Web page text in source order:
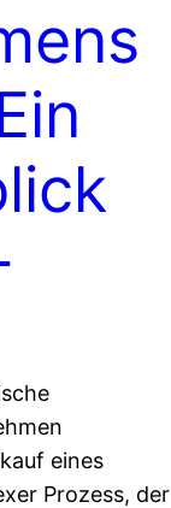
eines
Prozess, der